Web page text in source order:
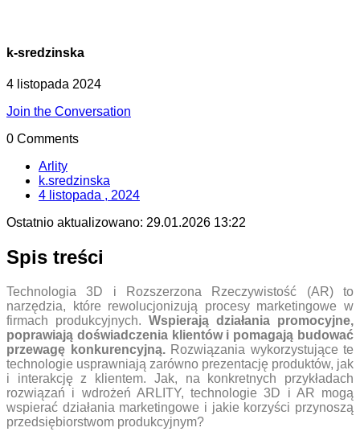
k-sredzinska
4 listopada 2024
Join the Conversation
0 Comments
Arlity
k.sredzinska
4 listopada , 2024
Ostatnio aktualizowano: 29.01.2026 13:22
Spis treści
Technologia 3D i Rozszerzona Rzeczywistość (AR) to
narzędzia, które rewolucjonizują procesy marketingowe w
firmach produkcyjnych. Wspierają działania promocyjne,
poprawiają doświadczenia klientów i pomagają budować
przewagę konkurencyjną.Rozwiązania wykorzystujące te
technologie usprawniają zarówno prezentację produktów, jak
i interakcję z klientem. Jak, na konkretnych przykładach
rozwiązań i wdrożeń ARLITY, technologie 3D i AR mogą
wspierać działania marketingowe i jakie korzyści przynoszą
przedsiębiorstwom produkcyjnym?